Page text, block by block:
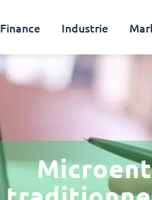
Finance Industrie